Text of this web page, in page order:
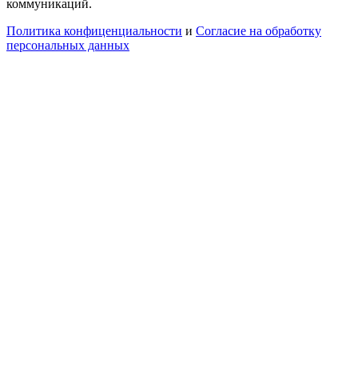
коммуникаций.
Политика конфиценциальности и Согласие на обработку
персональных данных